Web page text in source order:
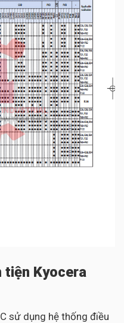
tiện Kyocera
sử dụng hệ thống điều